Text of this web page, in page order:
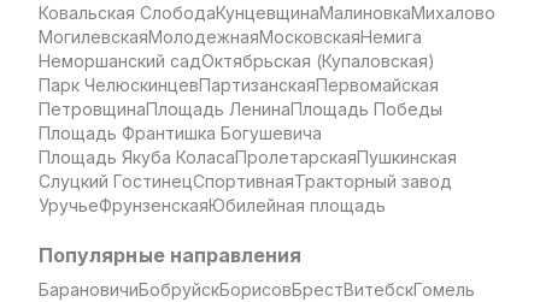
Ковальская СлободаКунцевщинаМалиновкаМихалово
МогилевскаяМолодежнаяМосковскаяНемига
Неморшанский садОктябрьская (Купаловская)
Парк ЧелюскинцевПартизанскаяПервомайская
ПетровщинаПлощадь ЛенинаПлощадь Победы
Площадь Франтишка Богушевича
Площадь Якуба КоласаПролетарскаяПушкинская
Слуцкий ГостинецСпортивнаяТракторный завод
УручьеФрунзенскаяЮбилейная площадь
Популярные направления
БарановичиБобруйскБорисовБрестВитебскГомель